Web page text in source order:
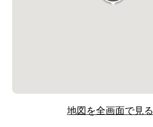
地図を全画面で見る